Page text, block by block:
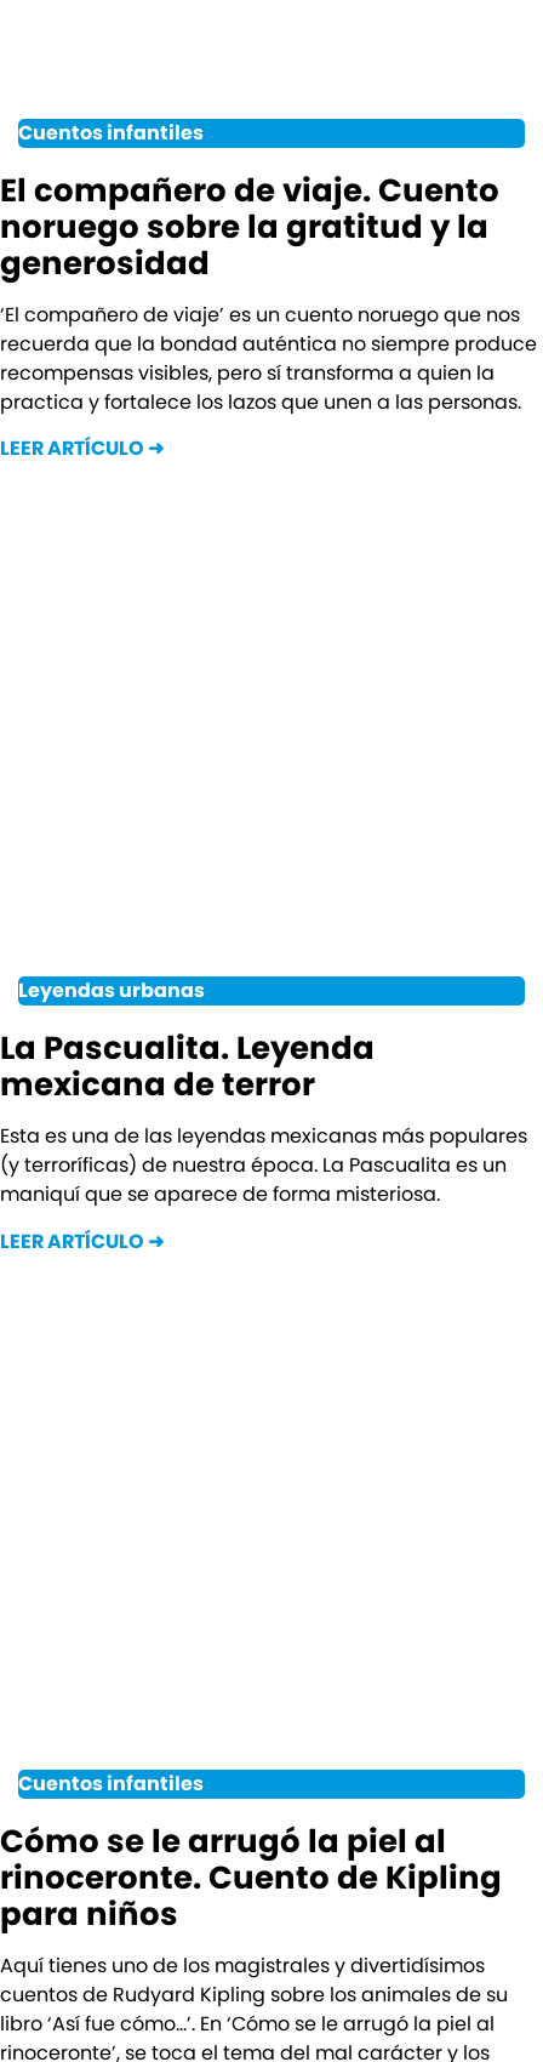
Cuentos infantiles
El compañero de viaje. Cuento
noruego sobre la gratitud y la
generosidad
‘El compañero de viaje’ es un cuento noruego que nos
recuerda que la bondad auténtica no siempre produce
recompensas visibles, pero sí transforma a quien la
practica y fortalece los lazos que unen a las personas.
LEER ARTÍCULO ➜
Leyendas urbanas
La Pascualita. Leyenda
mexicana de terror
Esta es una de las leyendas mexicanas más populares
(y terroríficas) de nuestra época. La Pascualita es un
maniquí que se aparece de forma misteriosa.
LEER ARTÍCULO ➜
Cuentos infantiles
Cómo se le arrugó la piel al
rinoceronte. Cuento de Kipling
para niños
Aquí tienes uno de los magistrales y divertidísimos
cuentos de Rudyard Kipling sobre los animales de su
libro ‘Así fue cómo…’. En ‘Cómo se le arrugó la piel al
rinoceronte’, se toca el tema del mal carácter y los